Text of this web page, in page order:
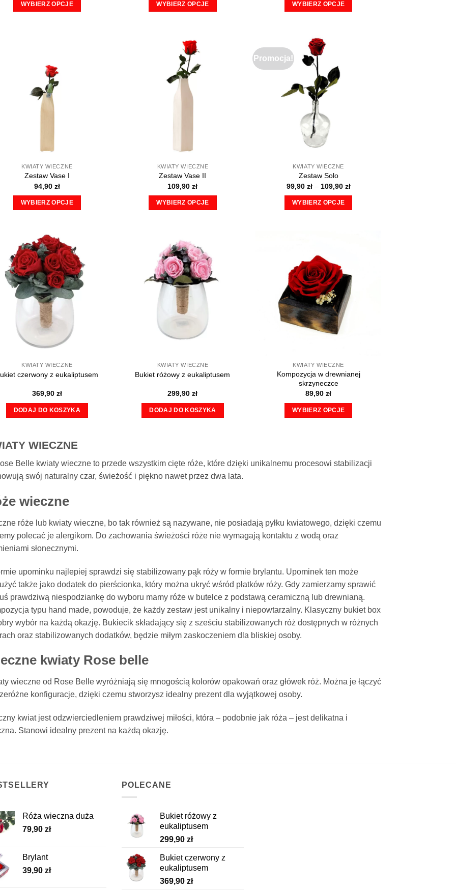
WYBIERZ OPCJE
wariantów.
Opcje
można
wybrać
na
WYBIERZ OPCJE
ma
wiele
wariantów.
Opcje
można
wybrać
WYBIERZ OPCJE
ma
wiele
wariantów.
Opcje
można
wybrać
na
stronie
produktu
KWIATY WIECZNE
Zestaw Vase I
94,90 zł
WYBIERZ OPCJE
ma
wiele
wariantów.
Opcje
można
wybrać
na
stronie
produktu
KWIATY WIECZNE
Zestaw Vase II
109,90zł
WYBIERZ OPCJE
wiele
wariantów.
Opcje
można
wybrać
na
stronie
produktu
Promocja!
KWIATY WIECZNE
Zestaw Solo
99,90 zł – 109,90 złZakres
WYBIERZ OPCJE
wariantów.
Opcje
można
wybrać
na
stronie
produktu
KWIATY WIECZNE
czerwony z eukaliptusem
369,90 zł
DODAJ DO KOSZYKA
KWIATY WIECZNE
Bukiet różowy z eukaliptusem
299,90zł
DODAJ DO KOSZYKA
KWIATY WIECZNE
Kompozycja w drewnianej
skrzyneczce
89,90zł
WYBIERZ OPCJE
stronie
produktu
WIECZNE
Belle kwiaty wieczne to przede wszystkim cięte róże, które dzięki unikalnemu procesowi stabilizacji
swój naturalny czar, świeżość i piękno nawet przez dwa lata.
wieczne
róże lub kwiaty wieczne, bo tak również są nazywane, nie posiadają pyłku kwiatowego, dzięki czemu
polecać je alergikom. Do zachowania świeżości róże nie wymagają kontaktu z wodą oraz
słonecznymi.
upominku najlepiej sprawdzi się stabilizowany pąk róży w formie brylantu. Upominek ten może
także jako dodatek do pierścionka, który można ukryć wśród płatków róży. Gdy zamierzamy sprawić
prawdziwą niespodziankę do wyboru mamy róże w butelce z podstawą ceramiczną lub drewnianą.
typu hand made, powoduje, że każdy zestaw jest unikalny i niepowtarzalny. Klasyczny bukiet box
wybór na każdą okazję. Bukiecik składający się z sześciu stabilizowanych róż dostępnych w różnych
oraz stabilizowanych dodatków, będzie miłym zaskoczeniem dla bliskiej osoby.
kwiaty Rose belle
wieczne od Rose Belle wyróżniają się mnogością kolorów opakowań oraz główek róż. Można je łączyć
konfiguracje, dzięki czemu stworzysz idealny prezent dla wyjątkowej osoby.
kwiat jest odzwierciedleniem prawdziwej miłości, która – podobnie jak róża – jest delikatna i
Stanowi idealny prezent na każdą okazję.
Róża wieczna duża
79,90 zł
Brylant
39,90 zł
POLECANE
Bukiet różowy z
eukaliptusem
299,90 zł
Bukiet czerwony z
eukaliptusem
369,90 zł